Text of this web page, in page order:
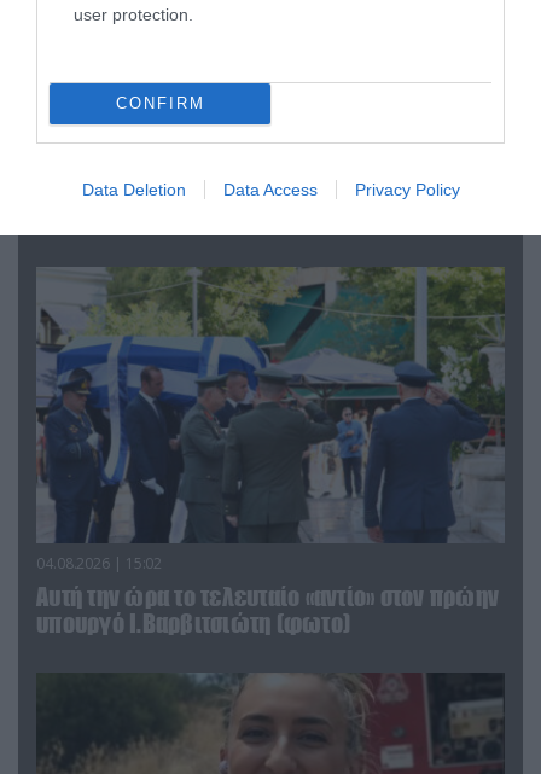
user protection.
CONFIRM
Data Deletion Data Access Privacy Policy
06.08.2026 | 09:03
τα ζώα που χάθηκαν στις πυρκαγιές της
04.08.2026 | 15:02
Αυτή την ώρα το τελευταίο «αντίο» στον πρώην
υπουργό Ι.Βαρβιτσιώτη (φωτο)